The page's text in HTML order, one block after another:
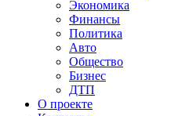
Экономика
Финансы
Политика
Авто
Общество
Бизнес
ДТП
О проекте